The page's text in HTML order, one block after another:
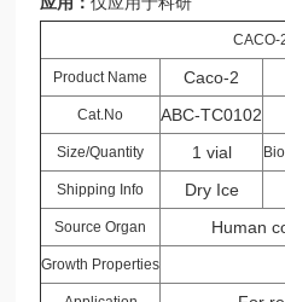
CACO-
Product Name Caco-2
Cat.No ABC-TC0102
Size/Quantity 1 vial
Shipping Info Dry Ice
Source Organ Human
Growth Properties